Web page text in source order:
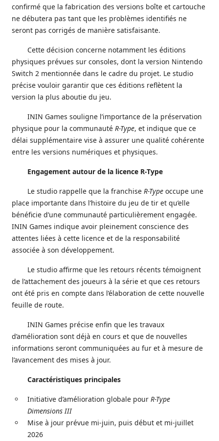
confirmé que la fabrication des versions boîte et cartouche
ne débutera pas tant que les problèmes identifiés ne
seront pas corrigés de manière satisfaisante.
Cette décision concerne notamment les éditions
physiques prévues sur consoles, dont la version Nintendo
Switch 2 mentionnée dans le cadre du projet. Le studio
précise vouloir garantir que ces éditions reflètent la
version la plus aboutie du jeu.
ININ Games souligne l’importance de la préservation
physique pour la communauté R-Type, et indique que ce
délai supplémentaire vise à assurer une qualité cohérente
entre les versions numériques et physiques.
Engagement autour de la licence R-Type
Le studio rappelle que la franchise R-Type occupe une
place importante dans l’histoire du jeu de tir et qu’elle
bénéficie d’une communauté particulièrement engagée.
ININ Games indique avoir pleinement conscience des
attentes liées à cette licence et de la responsabilité
associée à son développement.
Le studio affirme que les retours récents témoignent
de l’attachement des joueurs à la série et que ces retours
ont été pris en compte dans l’élaboration de cette nouvelle
feuille de route.
ININ Games précise enfin que les travaux
d’amélioration sont déjà en cours et que de nouvelles
informations seront communiquées au fur et à mesure de
l’avancement des mises à jour.
Caractéristiques principales
Initiative d’amélioration globale pour R-Type
Dimensions III
Mise à jour prévue mi-juin, puis début et mi-juillet
2026